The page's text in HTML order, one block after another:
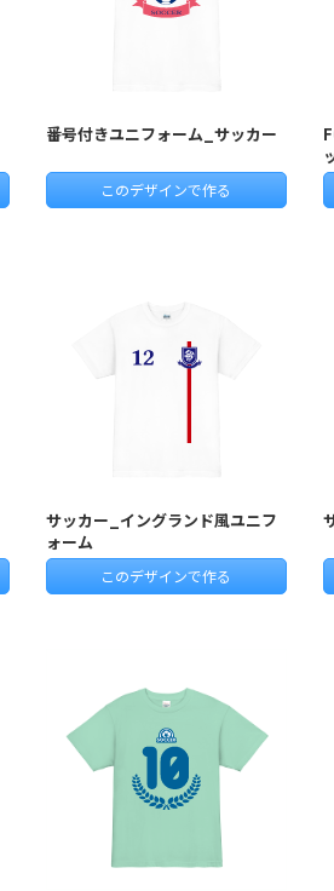
番号付きユニフォーム_サッカー
このデザインで作る
サッカー_イングランド風ユニフ
ォーム
このデザインで作る